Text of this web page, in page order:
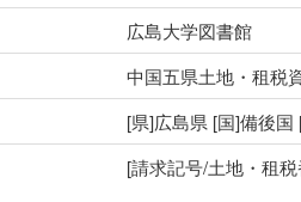
広島大学図書館
中国五県土地・租税
[県]広島県 [国]備後
[請求記号/土地・租